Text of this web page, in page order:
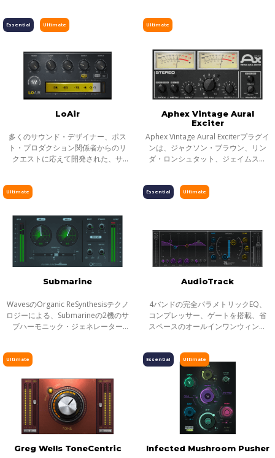
イコライザー
ダイナミクス
ボーカル
マスタリング
サチュレーション／ディストーション
モジュレーション
ピッチ／タイムシフト
エフェクト
インストゥルメント
ギター／ベース
メーター
サラウンド
ヘッドフォンミキシング
ライブソリューション
チャンネルストリップ
ハーモニックエンハンサー
Ultimate
Essential
LoAir
多くのサウンド・デザイナー、ポス
ト・プロダクション関係者からのリ
クエストに応えて開発された、サ
Ultimate
Aphex Vintage Aural
Exciter
Aphex Vintage Aural Exciterプラグイ
ンは、ジャクソン・ブラウン、リン
ダ・ロンシュタット、ジェイムス・
Exciterを知り尽くしたエンジニア、
Ultimate
Submarine
WavesのOrganic ReSynthesisテクノ
ロジーによる、Submarineの2機のサ
ブハーモニック・ジェネレーター
を生み出します。 超低域は現代的な
Ultimate
Essential
AudioTrack
4バンドの完全パラメトリックEQ、
コンプレッサー、ゲートを搭載、省
スペースのオールインワンウィンド
AudioTrackのパラメトリック4バン
ドEQは、ベル
Ultimate
Greg Wells ToneCentric
Ultimate
Essential
Infected Mushroom Pusher